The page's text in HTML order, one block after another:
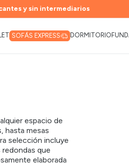
y sin intermediarios
SOFÁS EXPRESS DORMITORIO
espacio de
hasta mesas
selección incluye
que
elaborada